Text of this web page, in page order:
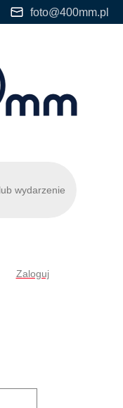
foto@400mm.pl
Zaloguj